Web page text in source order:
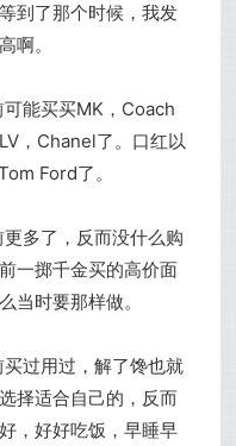
到了那个时候，我发
啊。
能买买MK，Coach
，Chanel了。口红以
Ford了。
多了，反而没什么购
一掷千金买的高价面
当时要那样做。
过用过，解了馋也就
择适合自己的，反而
，好好吃饭，早睡早